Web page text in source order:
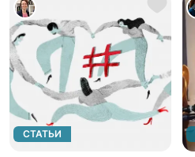
СТАТЬИ